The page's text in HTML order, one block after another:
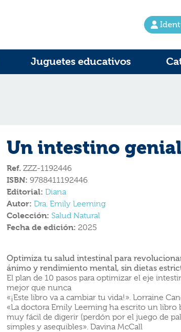
Juguetes educativos
Un intestino genial
Ref. ZZZ-1192446
ISBN: 9788411192446
Editorial: Diana
Autor: Dra. Emily Leeming
Colección: Salud Natural
Fecha de edición: 2025
Optimiza tu salud intestinal para
ánimo y rendimiento mental, sin dietas
El plan de 10 pasos para optimizar el eje
mejor que nunca
«¡Este libro va a cambiar tu vida!». Lorraine
«La doctora Emily Leeming ha escrito un
muy fácil de digerir (perdón por el juego de
simples y asequibles». Davina McCall